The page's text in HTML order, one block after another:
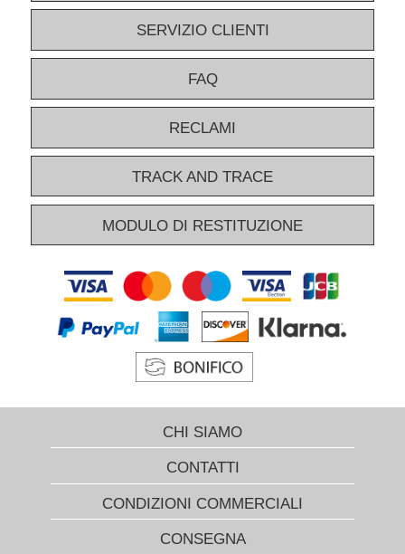
SERVIZIO CLIENTI
FAQ
RECLAMI
TRACK AND TRACE
MODULO DI RESTITUZIONE
CHI SIAMO
CONTATTI
CONDIZIONI COMMERCIALI
CONSEGNA